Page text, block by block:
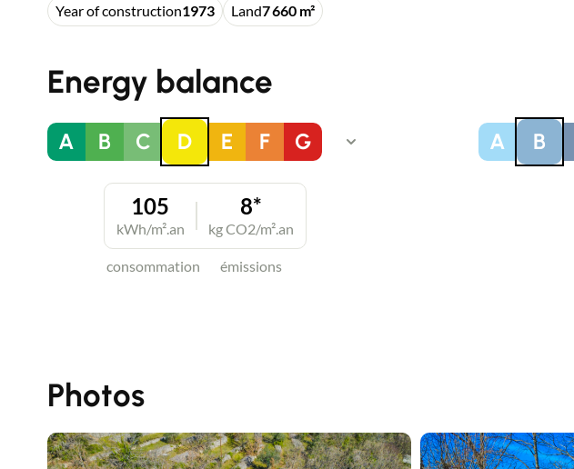
Year of construction1973 Land7 660 m²
Energy balance
A B C D E F G
consommation
105
kWh/m².an
émissions
8*
kg CO2/m².an
A B
Photos